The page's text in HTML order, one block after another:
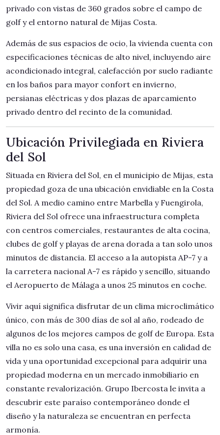
privado con vistas de 360 grados sobre el campo de
golf y el entorno natural de Mijas Costa.
Además de sus espacios de ocio, la vivienda cuenta con
especificaciones técnicas de alto nivel, incluyendo aire
acondicionado integral, calefacción por suelo radiante
en los baños para mayor confort en invierno,
persianas eléctricas y dos plazas de aparcamiento
privado dentro del recinto de la comunidad.
Ubicación Privilegiada en Riviera
del Sol
Situada en Riviera del Sol, en el municipio de Mijas, esta
propiedad goza de una ubicación envidiable en la Costa
del Sol. A medio camino entre Marbella y Fuengirola,
Riviera del Sol ofrece una infraestructura completa
con centros comerciales, restaurantes de alta cocina,
clubes de golf y playas de arena dorada a tan solo unos
minutos de distancia. El acceso a la autopista AP-7 y a
la carretera nacional A-7 es rápido y sencillo, situando
el Aeropuerto de Málaga a unos 25 minutos en coche.
Vivir aquí significa disfrutar de un clima microclimático
único, con más de 300 días de sol al año, rodeado de
algunos de los mejores campos de golf de Europa. Esta
villa no es solo una casa, es una inversión en calidad de
vida y una oportunidad excepcional para adquirir una
propiedad moderna en un mercado inmobiliario en
constante revalorización. Grupo Ibercosta le invita a
descubrir este paraíso contemporáneo donde el
diseño y la naturaleza se encuentran en perfecta
armonía.